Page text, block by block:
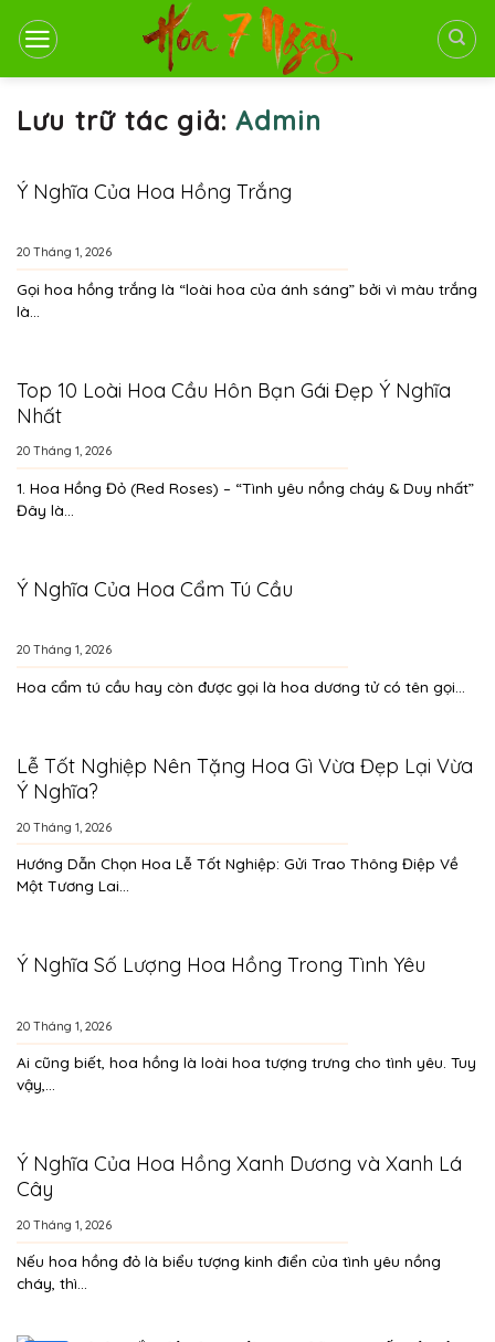
qua
Lưu trữ tác giả:Admin
Ý Nghĩa Của Hoa Hồng Trắng
20 Tháng 1, 2026
Gọi hoa hồng trắng là “loài hoa của ánh sáng” bởi vì màu trắng
là...
Top 10 Loài Hoa Cầu Hôn Bạn Gái Đẹp Ý Nghĩa
Nhất
20 Tháng 1, 2026
1. Hoa Hồng Đỏ (Red Roses) – “Tình yêu nồng cháy & Duy nhất”
Đây là...
Ý Nghĩa Của Hoa Cẩm Tú Cầu
20 Tháng 1, 2026
Hoa cẩm tú cầu hay còn được gọi là hoa dương tử có tên gọi...
Lễ Tốt Nghiệp Nên Tặng Hoa Gì Vừa Đẹp Lại Vừa
Ý Nghĩa?
20 Tháng 1, 2026
Hướng Dẫn Chọn Hoa Lễ Tốt Nghiệp: Gửi Trao Thông Điệp Về
Một Tương Lai...
Ý Nghĩa Số Lượng Hoa Hồng Trong Tình Yêu
20 Tháng 1, 2026
Ai cũng biết, hoa hồng là loài hoa tượng trưng cho tình yêu. Tuy
vậy,...
Ý Nghĩa Của Hoa Hồng Xanh Dương và Xanh Lá
Cây
20 Tháng 1, 2026
Nếu hoa hồng đỏ là biểu tượng kinh điển của tình yêu nồng
cháy, thì...